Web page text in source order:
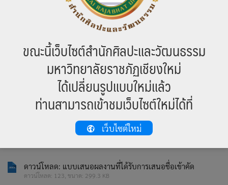
ดาวน์โหลด: ประกาศสรรหาคัดเลือกผลงานสร้างสรรค์ความเ
ดาวน์โหลด: 201, ขนาด: 448.2 KB
ดาวน์โหลด: แบบเสนอผลงานที่ได้รับการเสนอชื่อเข้าคัด
ดาวน์โหลด: 123, ขนาด: 299.3 KB
ขณะนี้เว็บไซต์สำนักศิลปะและวัฒนธรรม
มหาวิทยาลัยราชภัฏเชียงใหม่
ได้เปลี่ยนรูปแบบใหม่แล้ว
ท่านสามารถเข้าชมเว็บไซต์ใหม่ได้ที่
เว็บไซต์ใหม่